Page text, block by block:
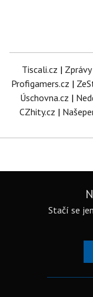
Tiscali.cz | Zprávy
Profigamers.cz |
Úschovna.cz |
CZhity.cz |
Stačí se jen